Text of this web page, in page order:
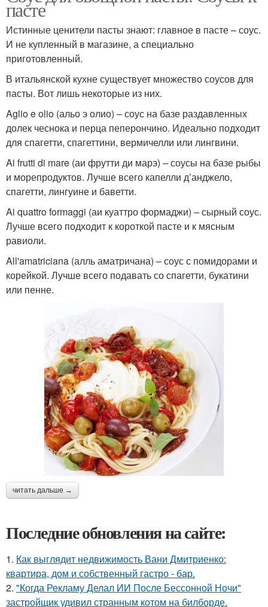
пасте
Истинные ценители пасты знают: главное в пасте – соус.
И не купленный в магазине, а специально
приготовленный.
В итальянской кухне существует множество соусов для
пасты. Вот лишь некоторые из них.
Aglio e olio (альо э олио) – соус на базе раздавленных
долек чеснока и перца пеперончино. Идеально подходит
для спагетти, спагеттини, вермичелли или лингвини.
Ai frutti di mare (аи фрутти ди марэ) – соусы на базе рыбы
и морепродуктов. Лучше всего капелли д’анджело,
спагетти, лингуине и баветти.
Ai quattro formaggi (аи куаттро формаджи) – сырный соус.
Лучше всего подходит к короткой пасте и к мясным
равиоли.
All'amatriciana (алль аматричана) – соус с помидорами и
корейкой. Лучше всего подавать со спагетти, букатини
или пенне.
читать дальше →
Последние обновления на сайте:
1. Как выглядит недвижимость Вани Дмитриенко:
квартира, дом и собственный гастро - бар.
2. "Когда Рекламу Делал ИИ После Бессонной Ночи"
застройщик удивил странным котом на билборде.